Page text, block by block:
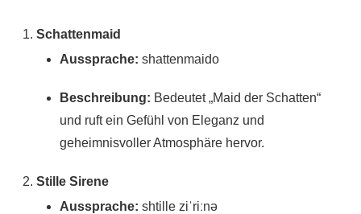
Schattenmaid
Aussprache: shattenmaido
Beschreibung: Bedeutet „Maid der Schatten“
und ruft ein Gefühl von Eleganz und
geheimnisvoller Atmosphäre hervor.
Stille Sirene
Aussprache: shtille ziˈriːnə